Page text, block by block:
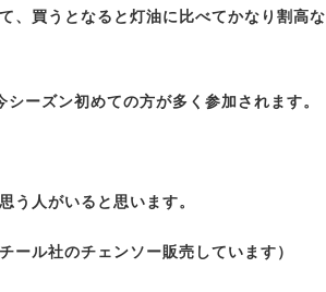
、買うとなると灯油に比べてかなり割高な
ーズン初めての方が多く参加されます。
人がいると思います。
ール社のチェンソー販売しています）